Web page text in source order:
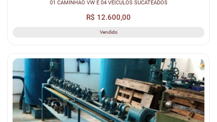
01 CAMINHÃO VW E 04 VEÍCULOS SUCATEADOS
R$ 12.600,00
Vendido